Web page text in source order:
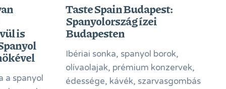
is
a spanyol
Taste Spain Budapest:
Spanyolország ízei
Budapesten
Ibériai sonka, spanyol borok,
olívaolajak, prémium konzervek,
édessége, kávék, szarvasgombás